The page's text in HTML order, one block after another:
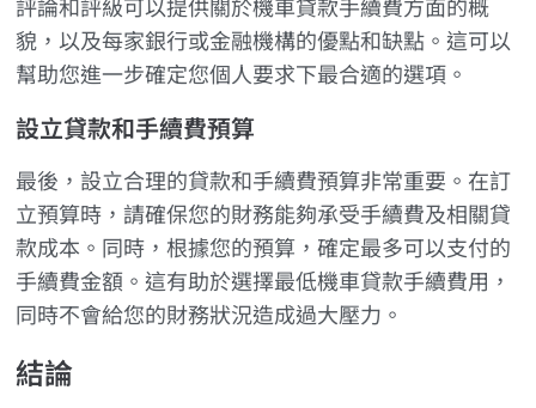
貌，以及每家銀行或金融機構的優點和缺點。這可以
幫助您進一步確定您個人要求下最合適的選項。
設立貸款和手續費預算
最後，設立合理的貸款和手續費預算非常重要。在訂
立預算時，請確保您的財務能夠承受手續費及相關貸
款成本。同時，根據您的預算，確定最多可以支付的
手續費金額。這有助於選擇最低機車貸款手續費用，
同時不會給您的財務狀況造成過大壓力。
結論